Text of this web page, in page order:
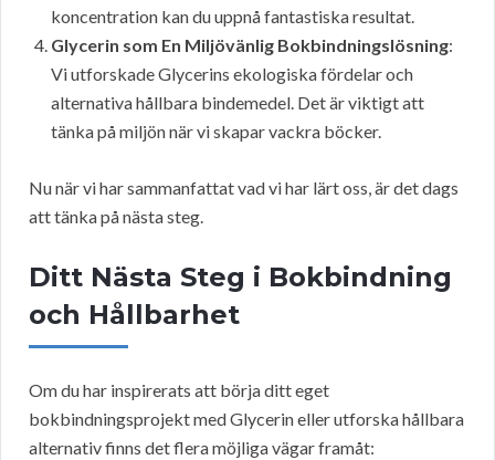
koncentration kan du uppnå fantastiska resultat.
Glycerin som En Miljövänlig Bokbindningslösning:
Vi utforskade Glycerins ekologiska fördelar och
alternativa hållbara bindemedel. Det är viktigt att
tänka på miljön när vi skapar vackra böcker.
Nu när vi har sammanfattat vad vi har lärt oss, är det dags
att tänka på nästa steg.
Ditt Nästa Steg i Bokbindning
och Hållbarhet
Om du har inspirerats att börja ditt eget
bokbindningsprojekt med Glycerin eller utforska hållbara
alternativ finns det flera möjliga vägar framåt: